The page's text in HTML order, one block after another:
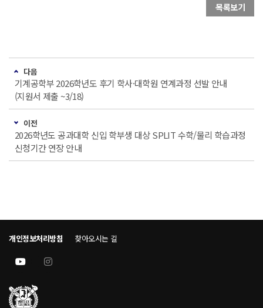
목록보기
다음
기계공학부 2026학년도 후기 학사·대학원 연계과정 선발 안내
(지원서 제출 ~3/18)
이전
2026학년도 공과대학 신입 학부생 대상 SPLIT 수학/물리 학습과정
신청기간 연장 안내
개인정보처리방침 찾아오시는 길